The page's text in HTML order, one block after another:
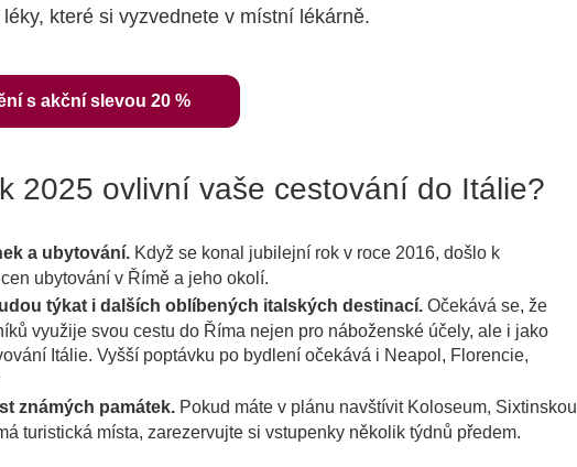
které si vyzvednete v místní lékárně.
s akční slevou 20 %
2025 ovlivní vaše cestování do Itálie?
a ubytování. Když se konal jubilejní rok v roce 2016, došlo k
ubytování v Římě a jeho okolí.
týkat i dalších oblíbených italských destinací. Očekává se, že
využije svou cestu do Říma nejen pro náboženské účely, ale i jako
Itálie. Vyšší poptávku po bydlení očekává i Neapol, Florencie,
známých památek. Pokud máte v plánu navštívit Koloseum, Sixtinskou
turistická místa, zarezervujte si vstupenky několik týdnů předem.